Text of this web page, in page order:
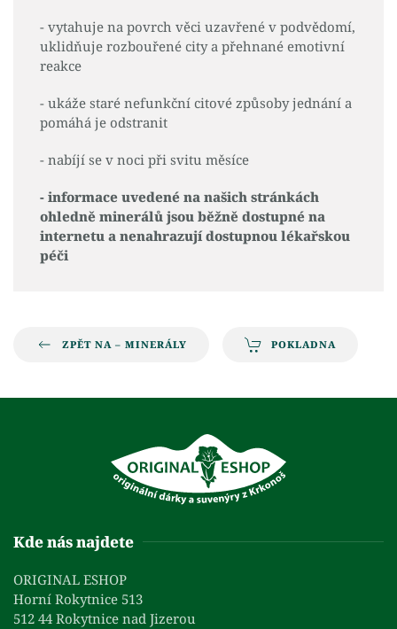
- vytahuje na povrch věci uzavřené v podvědomí,
uklidňuje rozbouřené city a přehnané emotivní
reakce
- ukáže staré nefunkční citové způsoby jednání a
pomáhá je odstranit
- nabíjí se v noci při svitu měsíce
- informace uvedené na našich stránkách
ohledně minerálů jsou běžně dostupné na
internetu a nenahrazují dostupnou lékařskou
péči
ZPĚT NA – MINERÁLY POKLADNA
Kde nás najdete
ORIGINAL ESHOP
Horní Rokytnice 513
512 44 Rokytnice nad Jizerou